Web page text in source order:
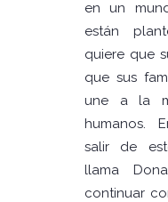
en un
están
quiere que
que sus
une a la
humanos.
salir de
llama
continuar